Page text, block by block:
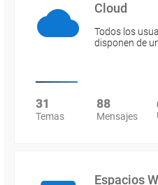
Cloud
Todos los
disponen de
31
Temas
88
Mensajes
Espacios